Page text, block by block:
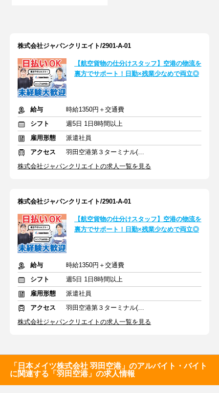
株式会社ジャパンクリエイト/2901-A-01
【航空貨物の仕分けスタッフ】空港の物流を
裏方でサポート！日勤×残業少なめで両立◎
給与
時給1350円＋交通費
シフト
週5日 1日8時間以上
雇用形態
派遣社員
アクセス
羽田空港第３ターミナル(京急)駅
株式会社ジャパンクリエイトの求人一覧を見る
株式会社ジャパンクリエイト/2901-A-01
【航空貨物の仕分けスタッフ】空港の物流を
裏方でサポート！日勤×残業少なめで両立◎
給与
時給1350円＋交通費
シフト
週5日 1日8時間以上
雇用形態
派遣社員
アクセス
羽田空港第３ターミナル(京急)駅
株式会社ジャパンクリエイトの求人一覧を見る
「日本メイツ株式会社 羽田空港」のアルバイト・バイト
に関連する「羽田空港」の求人情報